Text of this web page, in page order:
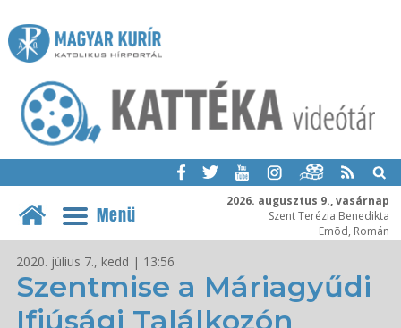
2026. augusztus 9., vasárnap
Szent Terézia Benedikta
Emõd, Román
Menü
2020. július 7., kedd | 13:56
Szentmise a Máriagyűdi
Ifjúsági Találkozón